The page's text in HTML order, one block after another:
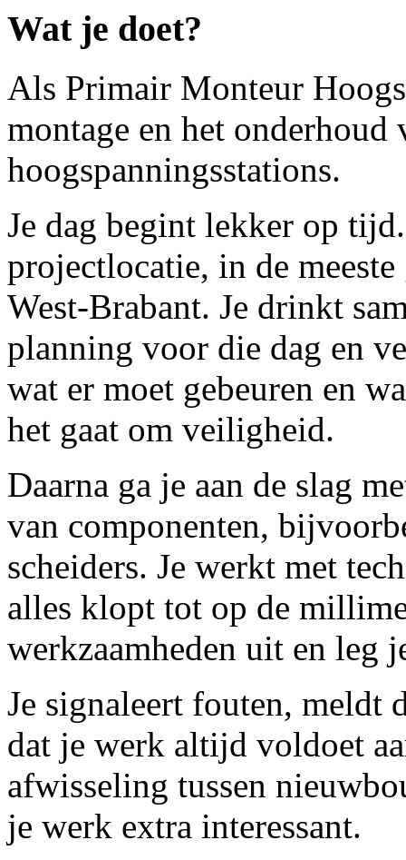
Wat je doet?
Als Primair Monteur
montage en het
hoogspanningsstations.
Je dag begint lekker op
projectlocatie, in de
West-Brabant. Je drinkt
planning voor die dag en
wat er moet gebeuren en
het gaat om veiligheid.
Daarna ga je aan de slag
van componenten,
scheiders. Je werkt met
alles klopt tot op de
werkzaamheden uit en leg
Je signaleert fouten, meldt
dat je werk altijd voldoet
afwisseling tussen
je werk extra interessant.